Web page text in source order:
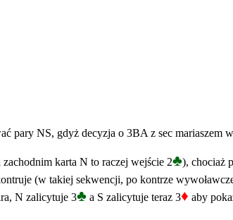
pary NS, gdyż decyzja o 3BA z sec
karta N to raczej wejście 2♣), chociaż
(w takiej sekwencji, po kontrze
N zalicytuje 3♣ a S zalicytuje teraz 3♦ aby